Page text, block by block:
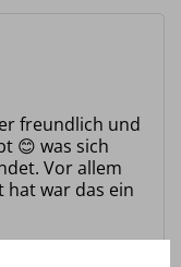
freundlich und
😊 was sich
Vor allem
hat war das ein